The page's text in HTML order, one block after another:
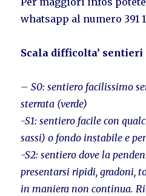
whatsapp al numero 391
Scala difficolta’ sentieri
– S0: sentiero facilissimo
sterrata (verde)
-S1: sentiero facile con
sassi) o fondo instabile e
-S2: sentiero dove la
presentarsi ripidi, gradoni,
in maniera non continua.